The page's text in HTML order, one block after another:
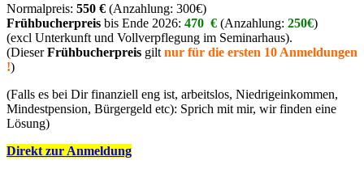
Normalpreis: 550 € (Anzahlung: 300€)
Frühbucherpreis bis Ende 2026: 470 € (Anzahlung: 250€)
(excl Unterkunft und Vollverpflegung im Seminarhaus).
(DieserFrühbucherpreis gilt nur für die ersten 10 Anmeldungen
!)
(Falls es bei Dir finanziell eng ist, arbeitslos, Niedrigeinkommen,
Mindestpension, Bürgergeld etc): Sprich mit mir, wir finden eine
Lösung)
Direkt zur Anmeldung